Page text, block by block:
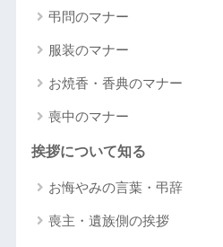
弔問のマナー
服装のマナー
お焼香・香典のマナー
喪中のマナー
挨拶について知る
お悔やみの言葉・弔辞
喪主・遺族側の挨拶